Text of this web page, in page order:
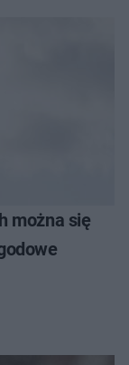
można się